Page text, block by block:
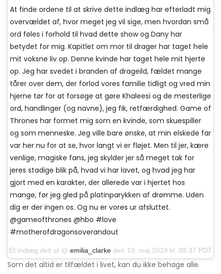
At finde ordene til at skrive dette indlæg har efterladt mig
overvældet af, hvor meget jeg vil sige, men hvordan små
ord føles i forhold til hvad dette show og Dany har
betydet for mig. Kapitlet om mor til drager har taget hele
mit voksne liv op. Denne kvinde har taget hele mit hjerte
op. Jeg har svedet i branden af ​​drageild, fældet mange
tårer over dem, der forlod vores familie tidligt og vred min
hjerne tør for at forsøge at gøre Khaleesi og de mesterlige
ord, handlinger (og navne), jeg fik, retfærdighed. Game of
Thrones har formet mig som en kvinde, som skuespiller
og som menneske. Jeg ville bare ønske, at min elskede far
var her nu for at se, hvor langt vi er fløjet. Men til jer, kære
venlige, magiske fans, jeg skylder jer så meget tak for
jeres stadige blik på, hvad vi har lavet, og hvad jeg har
gjort med en karakter, der allerede var i hjertet hos
mange, før jeg gled på platinparykken af drømme. Uden
dig er der ingen os. Og nu er vores ur afsluttet.
@gameofthrones @hbo #love
#motherofdragonsoverandout
Et indlæg delt af @ emilia_clarke den 19. maj 2019 kl. 09.37 PDT
Som det altid er tilfældet i livet, kan du ikke behage alle.